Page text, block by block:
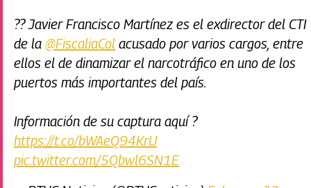
?? Javier Francisco Martínez es el exdirector del CTI
de la @FiscaliaCol acusado por varios cargos, entre
ellos el de dinamizar el narcotráfico en uno de los
puertos más importantes del país.
Información de su captura aquí ?
https://t.co/bWAeQ94KrU
pic.twitter.com/5Qbwl6SN1E